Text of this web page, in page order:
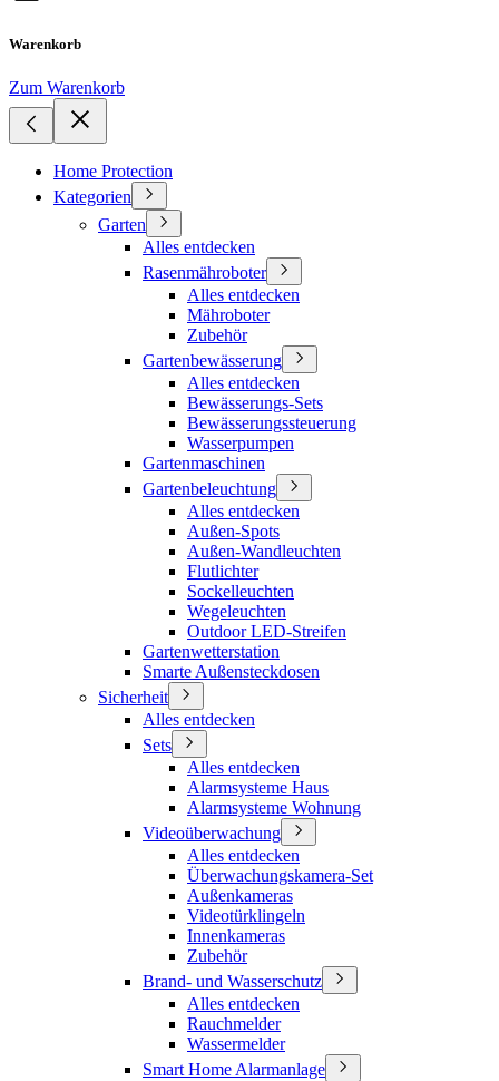
Warenkorb
Zum Warenkorb
Home Protection
Kategorien
Garten
Alles entdecken
Rasenmähroboter
Alles entdecken
Mähroboter
Zubehör
Gartenbewässerung
Alles entdecken
Bewässerungs-Sets
Bewässerungssteuerung
Wasserpumpen
Gartenmaschinen
Gartenbeleuchtung
Alles entdecken
Außen-Spots
Außen-Wandleuchten
Flutlichter
Sockelleuchten
Wegeleuchten
Outdoor LED-Streifen
Gartenwetterstation
Smarte Außensteckdosen
Sicherheit
Alles entdecken
Sets
Alles entdecken
Alarmsysteme Haus
Alarmsysteme Wohnung
Videoüberwachung
Alles entdecken
Überwachungskamera-Set
Außenkameras
Videotürklingeln
Innenkameras
Zubehör
Brand- und Wasserschutz
Alles entdecken
Rauchmelder
Wassermelder
Smart Home Alarmanlage